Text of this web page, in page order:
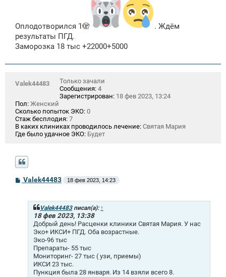
Оплодотворился 1🫣
. Ждём
результаты ПГД.
Заморозка 18 тыс +22000+5000
Valek44483
Только зачали
Сообщения: 4
Зарегистрирован: 18 фев 2023, 13:24
Пол: Женский
Сколько попыток ЭКО: 0
Стаж бесплодия: 7
В каких клиниках проводилось лечение: Святая Мария
Где было удачное ЭКО: Будет
СValek44483 18 фев 2023, 14:23
Valek44483писал(а): ↑
18 фев 2023, 13:38
Добрый день! Расценки клиники Cвятая Мaрия. У нас
Эко+ ИКСИ+ ПГД. Оба возрастные.
Эко-96 тыс
Препараты- 55 тыс
Мониторинг- 27 тыс ( узи, приемы)
ИКСИ 23 тыс.
Пункция была 28 января. Из 14 взяли всего 8.